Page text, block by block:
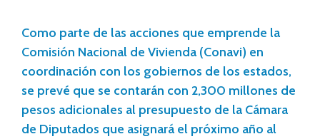
Como parte de las acciones que emprende la
Comisión Nacional de Vivienda (Conavi) en
coordinación con los gobiernos de los estados,
se prevé que se contarán con 2,300 millones de
pesos adicionales al presupuesto de la Cámara
de Diputados que asignará el próximo año al